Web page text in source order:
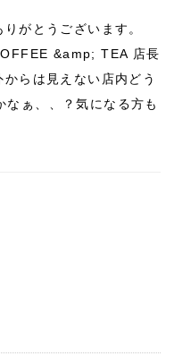
がとうございます。
&amp; TEA 店長
らは見えない店内どう
なぁ、、？気になる方も